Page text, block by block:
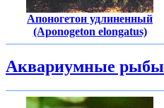
Апоногетон удлиненный
(Aponogeton elongatus)
Аквариумные рыбы